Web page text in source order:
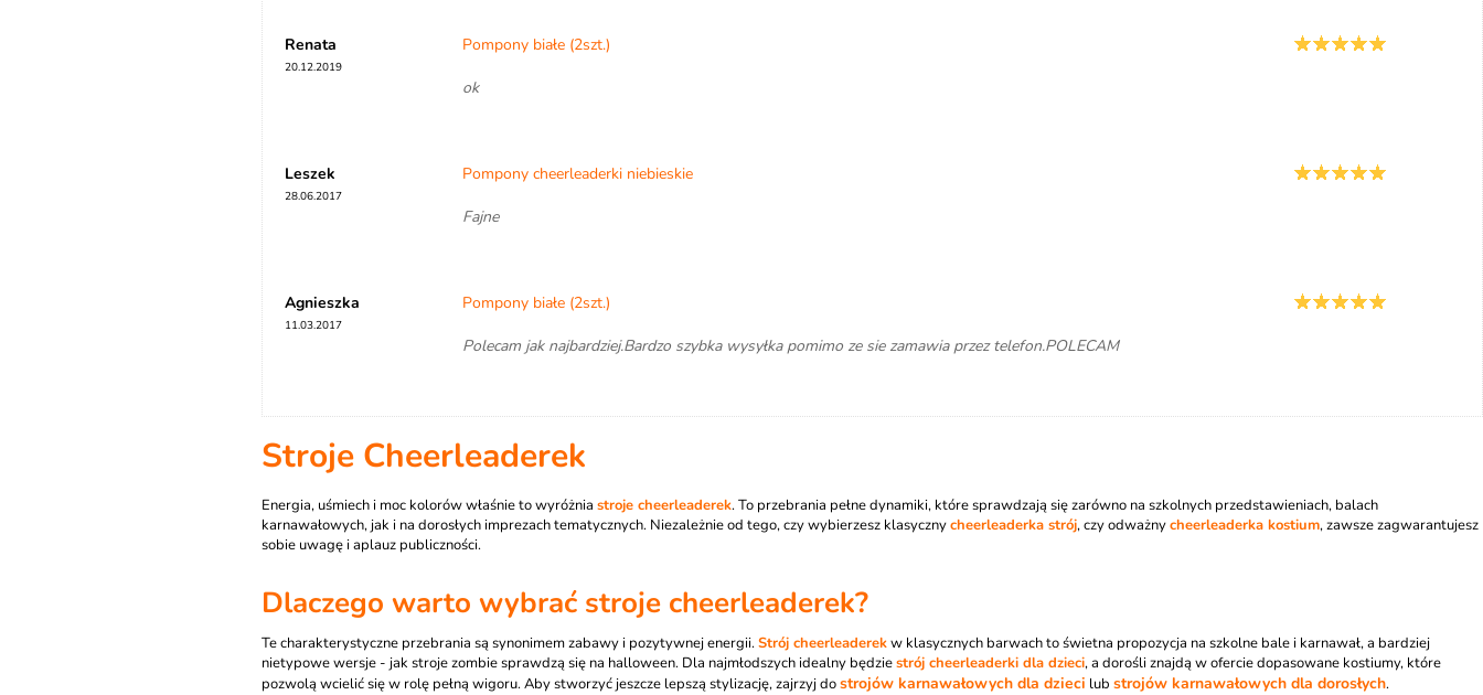
Renata
20.12.2019
Pompony białe (2szt.)
ok
Leszek
28.06.2017
Pompony cheerleaderki niebieskie
Fajne
Agnieszka
11.03.2017
Pompony białe (2szt.)
Polecam jak najbardziej.Bardzo szybka wysyłka pomimo ze sie zamawia przez telefon.POLECAM
Stroje Cheerleaderek
Energia, uśmiech i moc kolorów właśnie to wyróżnia stroje cheerleaderek. To przebrania pełne dynamiki, które sprawdzają się zarówno na szkolnych przedstawieniach, balach
karnawałowych, jak i na dorosłych imprezach tematycznych. Niezależnie od tego, czy wybierzesz klasycznycheerleaderka strój, czy odważnycheerleaderka kostium, zawsze zagwarantujesz
sobie uwagę i aplauz publiczności.
Dlaczego warto wybrać stroje cheerleaderek?
Te charakterystyczne przebrania są synonimem zabawy i pozytywnej energii.Strój cheerleaderekw klasycznych barwach to świetna propozycja na szkolne bale i karnawał, a bardziej
nietypowe wersje - jak stroje zombie sprawdzą się na halloween. Dla najmłodszych idealny będziestrój cheerleaderki dla dzieci, a dorośli znajdą w ofercie dopasowane kostiumy, które
pozwolą wcielić się w rolę pełną wigoru. Aby stworzyć jeszcze lepszą stylizację, zajrzyj dostrojów karnawałowych dla dzieci lub strojów karnawałowych dla dorosłych.